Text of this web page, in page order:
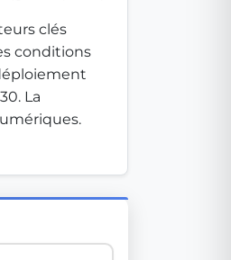
votes in a clear
clés
conditions
La